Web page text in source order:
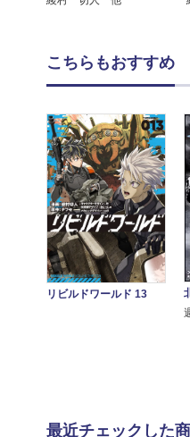
こちらもおすすめ
リビルドワールド 13
最近チェックした